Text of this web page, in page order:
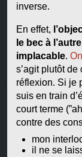
inverse.
En effet,
le bec à
implacable.
s’agit plutôt
réflexion. Si je
suis en train
court terme
contre des
mon
il ne se